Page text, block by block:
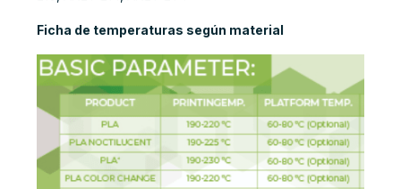
Ficha de temperaturas según material